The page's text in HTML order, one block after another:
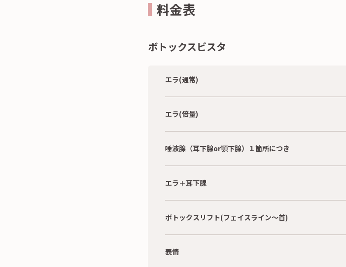
料金表
ボトックスビスタ
エラ(通常)
エラ(倍量)
唾液腺（耳下腺or顎下腺）１箇所につき
エラ＋耳下腺
ボトックスリフト(フェイスライン〜首)
表情